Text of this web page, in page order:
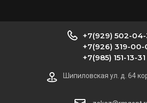
+7(929) 502-
+7(926) 319-00-
+7(985) 151-13-31
Шипиловская ул. д. 64